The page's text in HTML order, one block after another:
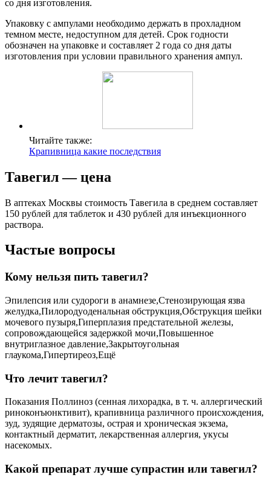
со дня изготовления.
Упаковку с ампулами необходимо держать в прохладном
темном месте, недоступном для детей. Срок годности
обозначен на упаковке и составляет 2 года со дня даты
изготовления при условии правильного хранения ампул.
Читайте также:
Крапивница какие последствия
Тавегил — цена
В аптеках Москвы стоимость Тавегила в среднем составляет
150 рублей для таблеток и 430 рублей для инъекционного
раствора.
Частые вопросы
Кому нельзя пить тавегил?
Эпилепсия или судороги в анамнезе,Стенозирующая язва
желудка,Пилородуоденальная обструкция,Обструкция шейки
мочевого пузыря,Гиперплазия предстательной железы,
сопровождающейся задержкой мочи,Повышенное
внутриглазное давление,Закрытоугольная
глаукома,Гипертиреоз,Ещё
Что лечит тавегил?
Показания Поллиноз (сенная лихорадка, в т. ч. аллергический
риноконъюнктивит), крапивница различного происхождения,
зуд, зудящие дерматозы, острая и хроническая экзема,
контактный дерматит, лекарственная аллергия, укусы
насекомых.
Какой препарат лучше супрастин или тавегил?